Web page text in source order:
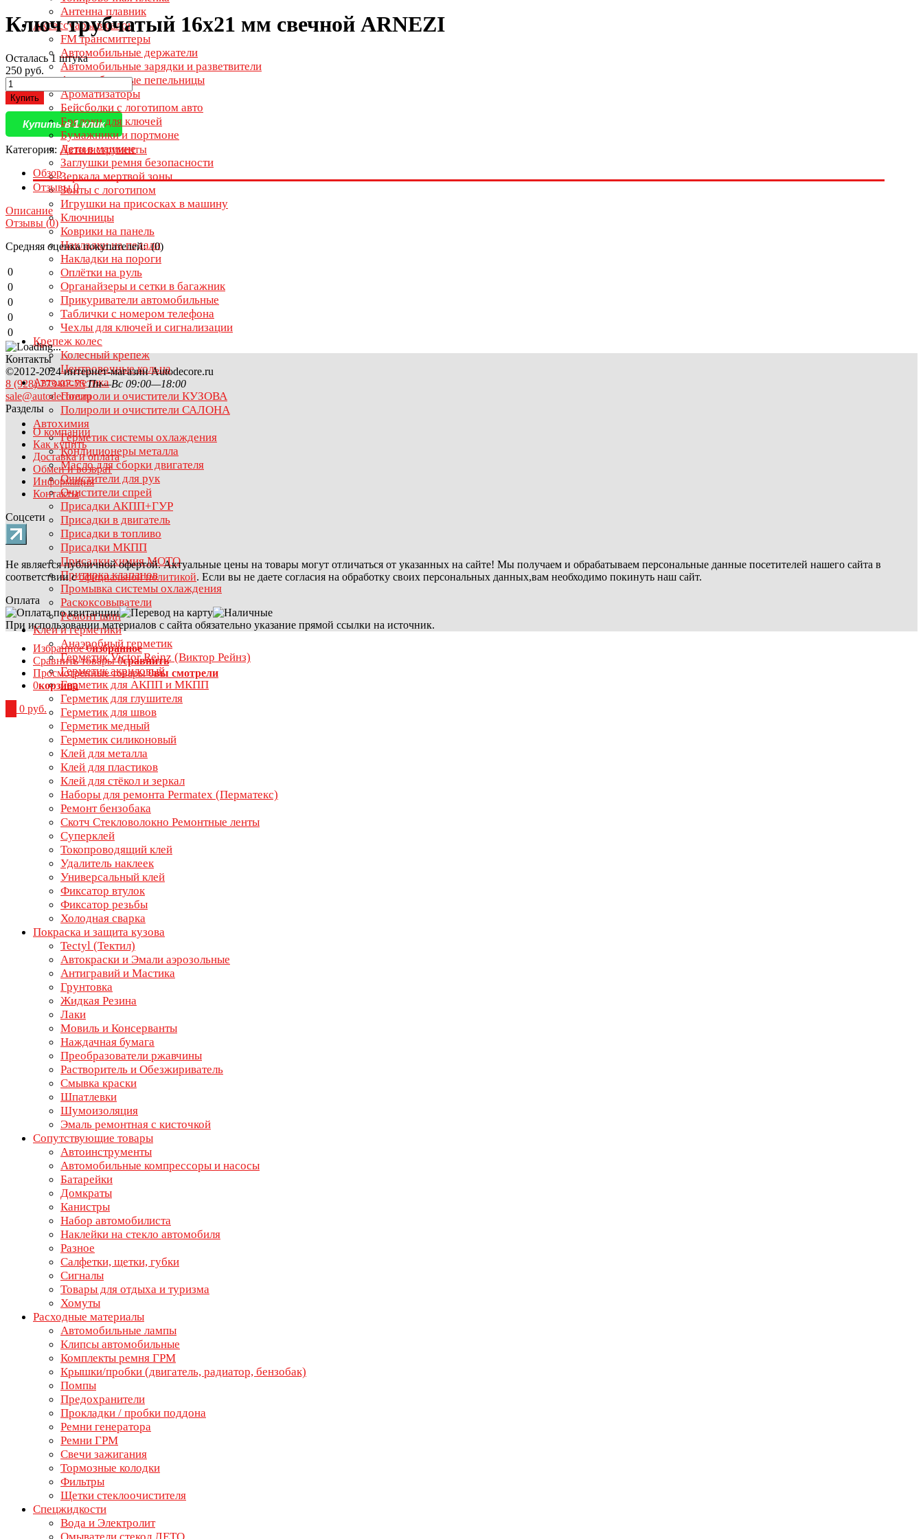
Антенна плавник
Аксессуары в салон
FM трансмиттеры
Автомобильные держатели
Автомобильные зарядки и разветвители
Автомобильные пепельницы
Ароматизаторы
Бейсболки с логотипом авто
Брелоки для ключей
Бумажники и портмоне
Дети в машине
Заглушки ремня безопасности
Зеркала мертвой зоны
Зонты с логотипом
Игрушки на присосках в машину
Ключницы
Коврики на панель
Накладки на педали
Накладки на пороги
Оплётки на руль
Органайзеры и сетки в багажник
Прикуриватели автомобильные
Таблички с номером телефона
Чехлы для ключей и сигнализации
Крепеж колес
Колесный крепеж
Центровочные кольца
Автокосметика
Полироли и очистители КУЗОВА
Полироли и очистители САЛОНА
Автохимия
Герметик системы охлаждения
Кондиционеры металла
Масло для сборки двигателя
Очистители для рук
Очистители спрей
Присадки АКПП+ГУР
Присадки в двигатель
Присадки в топливо
Присадки МКПП
Присадки химия МОТО
Притирка клапанов
Промывка системы охлаждения
Раскоксовыватели
Ремонт шин
Клеи и герметики
Анаэробный герметик
Герметик Victor Reinz (Виктор Рейнз)
Герметик акриловый
Герметик для АКПП и МКПП
Герметик для глушителя
Герметик для швов
Герметик медный
Герметик силиконовый
Клей для металла
Клей для пластиков
Клей для стёкол и зеркал
Наборы для ремонта Permatex (Перматекс)
Ремонт бензобака
Скотч Стекловолокно Ремонтные ленты
Суперклей
Токопроводящий клей
Удалитель наклеек
Универсальный клей
Фиксатор втулок
Фиксатор резьбы
Холодная сварка
Покраска и защита кузова
Tectyl (Тектил)
Автокраски и Эмали аэрозольные
Антигравий и Мастика
Грунтовка
Жидкая Резина
Лаки
Мовиль и Консерванты
Наждачная бумага
Преобразователи ржавчины
Растворитель и Обезжириватель
Смывка краски
Шпатлевки
Шумоизоляция
Эмаль ремонтная с кисточкой
Сопутствующие товары
Автоинструменты
Автомобильные компрессоры и насосы
Батарейки
Домкраты
Канистры
Набор автомобилиста
Наклейки на стекло автомобиля
Разное
Салфетки, щетки, губки
Сигналы
Товары для отдыха и туризма
Хомуты
Расходные материалы
Автомобильные лампы
Клипсы автомобильные
Комплекты ремня ГРМ
Крышки/пробки (двигатель, радиатор, бензобак)
Помпы
Предохранители
Прокладки / пробки поддона
Ремни генератора
Ремни ГРМ
Свечи зажигания
Тормозные колодки
Фильтры
Щетки стеклоочистителя
Спецжидкости
Вода и Электролит
Ключ трубчатый 16x21 мм свечной ARNEZI
Осталась 1 штука
250 руб.
Купить
Купить в 1 клик
Категория: Автоинструменты
Обзор
Отзывы0
Описание
Отзывы (0)
Средняя оценка покупателей: (0)
0
0
0
0
0
Контакты
©2012-2024 интернет-магазин Autodecore.ru
8 (928) 773-07-75 Пн—Вс 09:00—18:00
sale@autodecore.ru
Разделы
О компании
Как купить
Доставка и оплата
Обмен и возврат
Информация
Контакты
Соцсети
Не является публичной офертой. Актуальные цены на товары могут отличаться от указанных на сайте! Мы получаем и обрабатываем персональные данные посетителей нашего сайта в
соответствии софициальной политикой. Если вы не даете согласия на обработку своих персональных данных,вам необходимо покинуть наш сайт.
Оплата
При использовании материалов с сайта обязательно указание прямой ссылки на источник.
Избранное 0избранное
Сравнить товары 0сравнить
Просмотренные товары 0вы смотрели
0корзина
0 руб.